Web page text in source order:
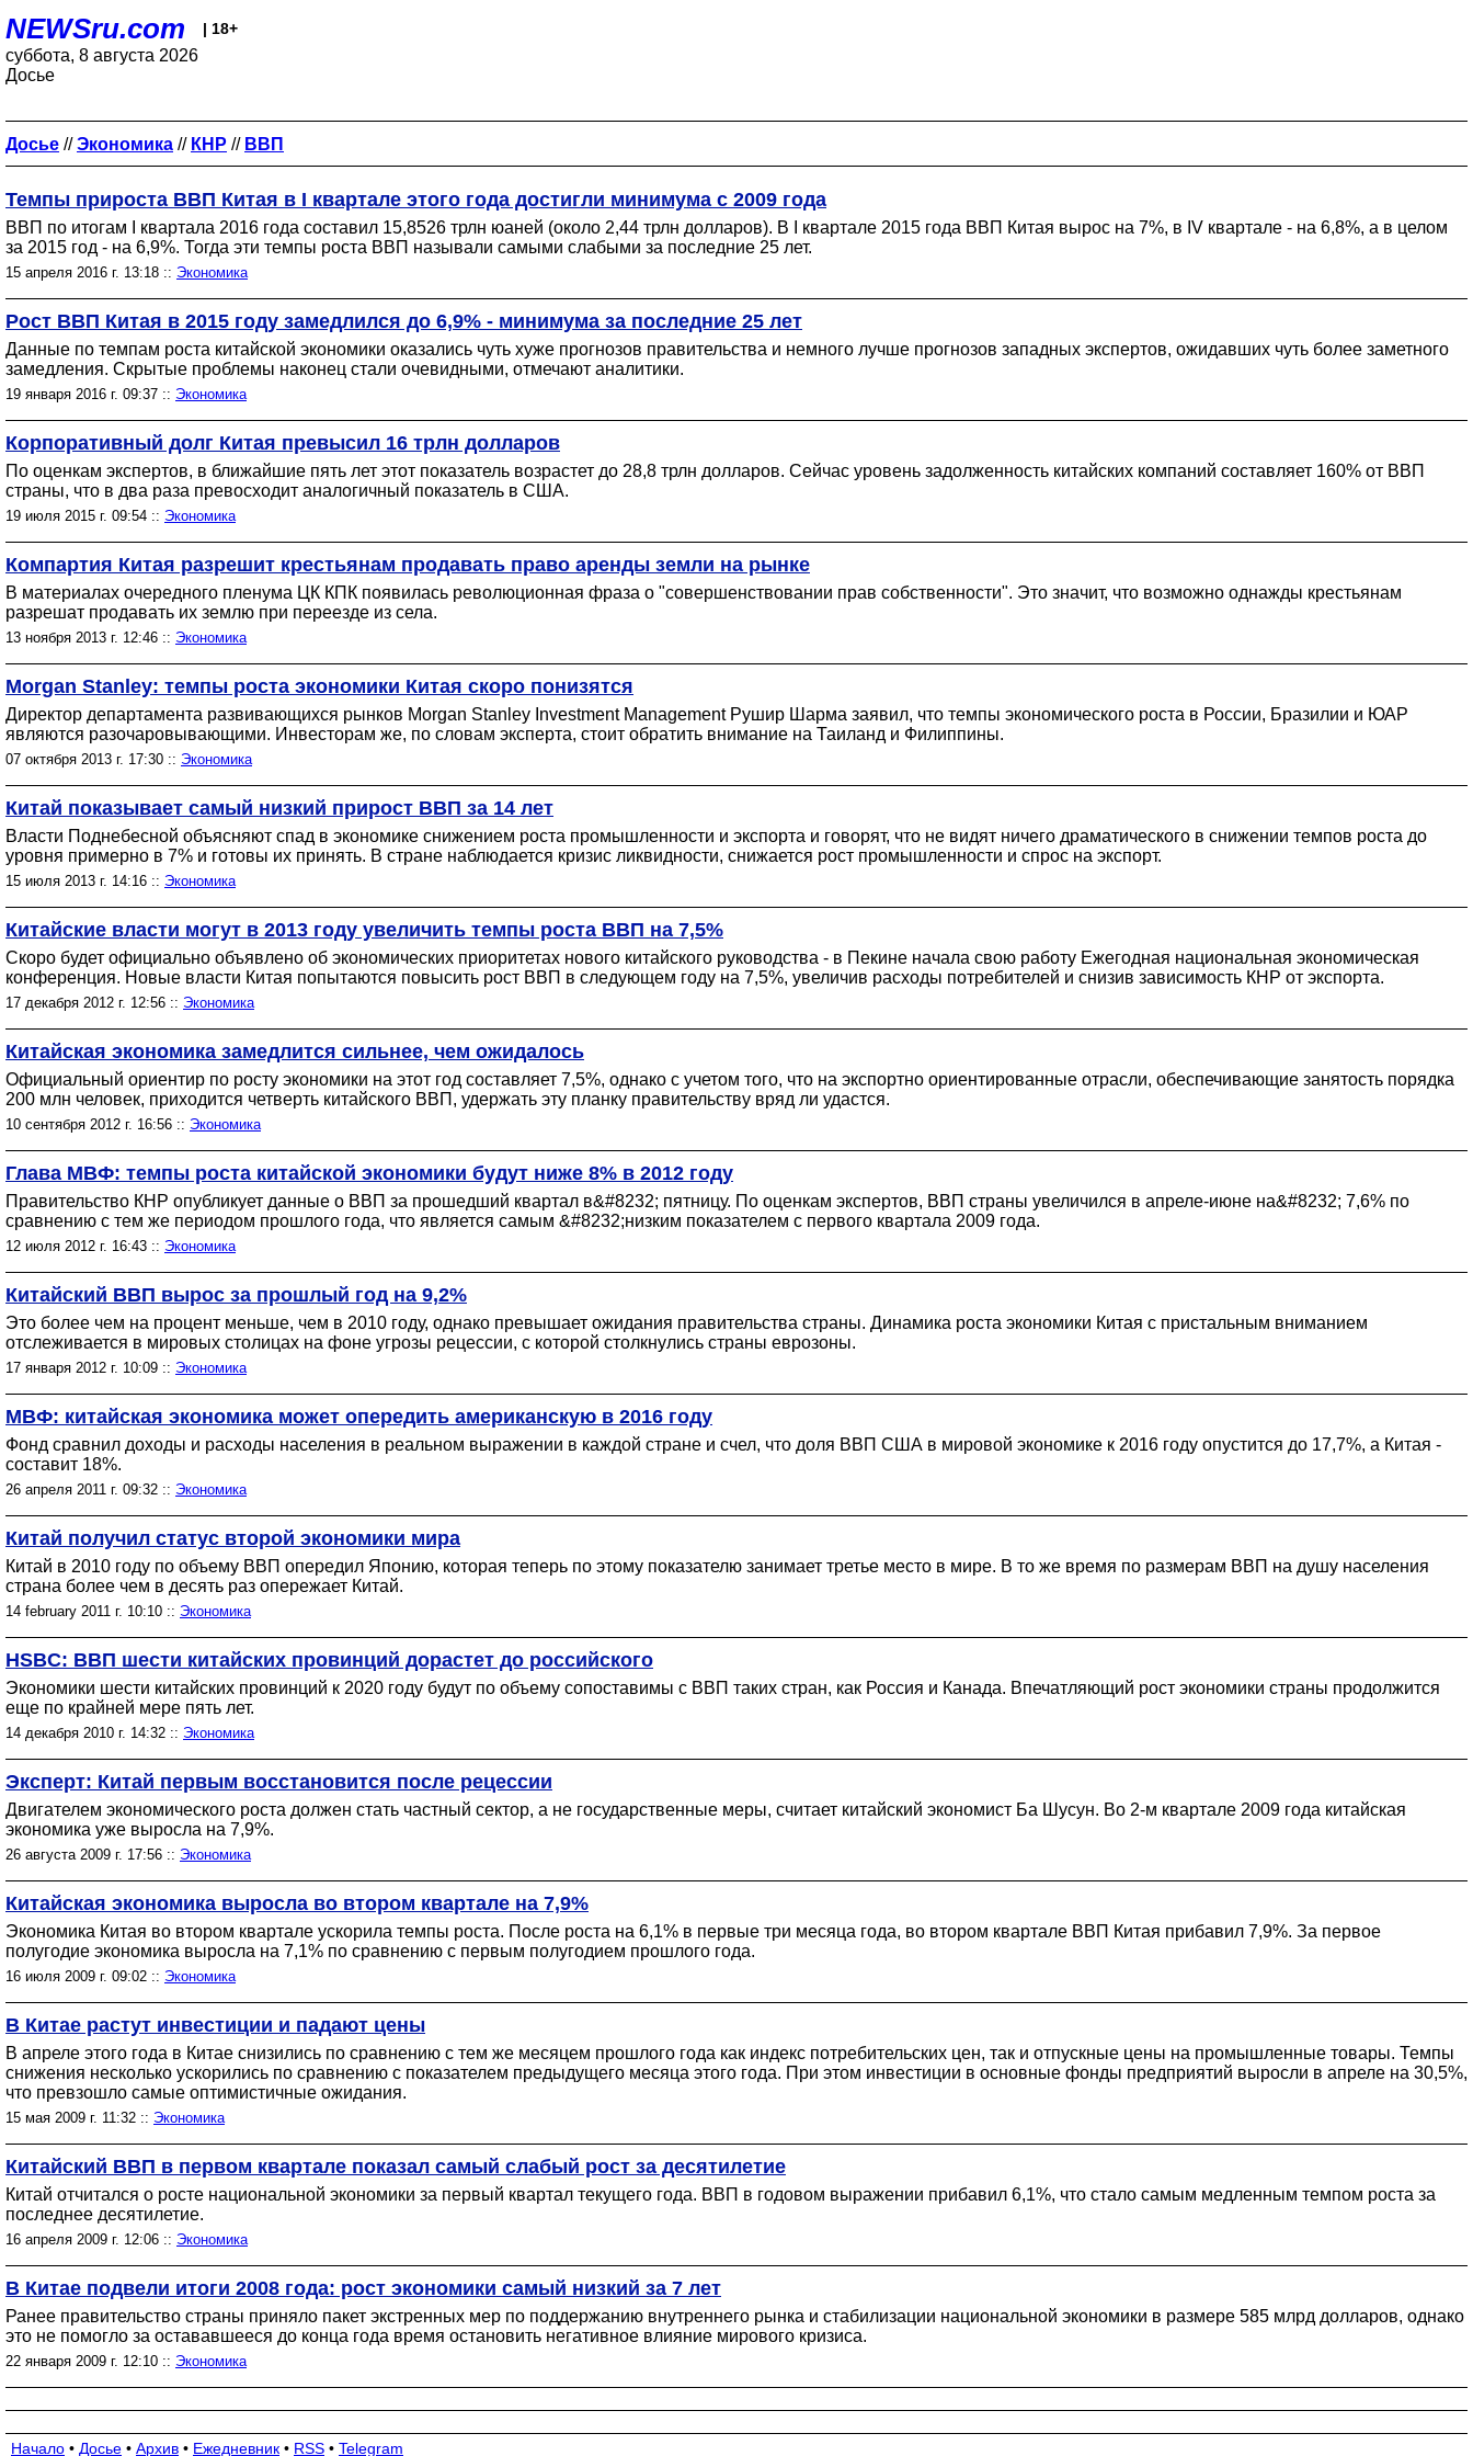
NEWSru.com | 18+
суббота, 8 августа 2026
Досье
Досье //Экономика // КНР // ВВП
Темпы прироста ВВП Китая в I квартале этого года достигли минимума с 2009 года
ВВП по итогам I квартала 2016 года составил 15,8526 трлн юаней (около 2,44 трлн долларов). В I квартале 2015 года ВВП Китая вырос на 7%, в IV квартале - на 6,8%, а в целом
за 2015 год - на 6,9%. Тогда эти темпы роста ВВП называли самыми слабыми за последние 25 лет.
15 апреля 2016 г. 13:18 :: Экономика
Рост ВВП Китая в 2015 году замедлился до 6,9% - минимума за последние 25 лет
Данные по темпам роста китайской экономики оказались чуть хуже прогнозов правительства и немного лучше прогнозов западных экспертов, ожидавших чуть более заметного
замедления. Скрытые проблемы наконец стали очевидными, отмечают аналитики.
19 января 2016 г. 09:37 :: Экономика
Корпоративный долг Китая превысил 16 трлн долларов
По оценкам экспертов, в ближайшие пять лет этот показатель возрастет до 28,8 трлн долларов. Сейчас уровень задолженность китайских компаний составляет 160% от ВВП
страны, что в два раза превосходит аналогичный показатель в США.
19 июля 2015 г. 09:54 :: Экономика
Компартия Китая разрешит крестьянам продавать право аренды земли на рынке
В материалах очередного пленума ЦК КПК появилась революционная фраза о "совершенствовании прав собственности". Это значит, что возможно однажды крестьянам
разрешат продавать их землю при переезде из села.
13 ноября 2013 г. 12:46 :: Экономика
Morgan Stanley: темпы роста экономики Китая скоро понизятся
Директор департамента развивающихся рынков Morgan Stanley Investment Management Рушир Шарма заявил, что темпы экономического роста в России, Бразилии и ЮАР
являются разочаровывающими. Инвесторам же, по словам эксперта, стоит обратить внимание на Таиланд и Филиппины.
07 октября 2013 г. 17:30 :: Экономика
Китай показывает самый низкий прирост ВВП за 14 лет
Власти Поднебесной объясняют спад в экономике снижением роста промышленности и экспорта и говорят, что не видят ничего драматического в снижении темпов роста до
уровня примерно в 7% и готовы их принять. В стране наблюдается кризис ликвидности, снижается рост промышленности и спрос на экспорт.
15 июля 2013 г. 14:16 :: Экономика
Китайские власти могут в 2013 году увеличить темпы роста ВВП на 7,5%
Скоро будет официально объявлено об экономических приоритетах нового китайского руководства - в Пекине начала свою работу Ежегодная национальная экономическая
конференция. Новые власти Китая попытаются повысить рост ВВП в следующем году на 7,5%, увеличив расходы потребителей и снизив зависимость КНР от экспорта.
17 декабря 2012 г. 12:56 :: Экономика
Китайская экономика замедлится сильнее, чем ожидалось
Официальный ориентир по росту экономики на этот год составляет 7,5%, однако с учетом того, что на экспортно ориентированные отрасли, обеспечивающие занятость порядка
200 млн человек, приходится четверть китайского ВВП, удержать эту планку правительству вряд ли удастся.
10 сентября 2012 г. 16:56 :: Экономика
Глава МВФ: темпы роста китайской экономики будут ниже 8% в 2012 году
Правительство КНР опубликует данные о ВВП за прошедший квартал в&#8232; пятницу. По оценкам экспертов, ВВП страны увеличился в апреле-июне на&#8232; 7,6% по
сравнению с тем же периодом прошлого года, что является самым &#8232;низким показателем с первого квартала 2009 года.
12 июля 2012 г. 16:43 :: Экономика
Китайский ВВП вырос за прошлый год на 9,2%
Это более чем на процент меньше, чем в 2010 году, однако превышает ожидания правительства страны. Динамика роста экономики Китая с пристальным вниманием
отслеживается в мировых столицах на фоне угрозы рецессии, с которой столкнулись страны еврозоны.
17 января 2012 г. 10:09 :: Экономика
МВФ: китайская экономика может опередить американскую в 2016 году
Фонд сравнил доходы и расходы населения в реальном выражении в каждой стране и счел, что доля ВВП США в мировой экономике к 2016 году опустится до 17,7%, а Китая -
составит 18%.
26 апреля 2011 г. 09:32 :: Экономика
Китай получил статус второй экономики мира
Китай в 2010 году по объему ВВП опередил Японию, которая теперь по этому показателю занимает третье место в мире. В то же время по размерам ВВП на душу населения
страна более чем в десять раз опережает Китай.
14 february 2011 г. 10:10 :: Экономика
HSBC: ВВП шести китайских провинций дорастет до российского
Экономики шести китайских провинций к 2020 году будут по объему сопоставимы с ВВП таких стран, как Россия и Канада. Впечатляющий рост экономики страны продолжится
еще по крайней мере пять лет.
14 декабря 2010 г. 14:32 :: Экономика
Эксперт: Китай первым восстановится после рецессии
Двигателем экономического роста должен стать частный сектор, а не государственные меры, считает китайский экономист Ба Шусун. Во 2-м квартале 2009 года китайская
экономика уже выросла на 7,9%.
26 августа 2009 г. 17:56 :: Экономика
Китайская экономика выросла во втором квартале на 7,9%
Экономика Китая во втором квартале ускорила темпы роста. После роста на 6,1% в первые три месяца года, во втором квартале ВВП Китая прибавил 7,9%. За первое
полугодие экономика выросла на 7,1% по сравнению с первым полугодием прошлого года.
16 июля 2009 г. 09:02 :: Экономика
В Китае растут инвестиции и падают цены
В апреле этого года в Китае снизились по сравнению с тем же месяцем прошлого года как индекс потребительских цен, так и отпускные цены на промышленные товары. Темпы
снижения несколько ускорились по сравнению с показателем предыдущего месяца этого года. При этом инвестиции в основные фонды предприятий выросли в апреле на 30,5%,
что превзошло самые оптимистичные ожидания.
15 мая 2009 г. 11:32 :: Экономика
Китайский ВВП в первом квартале показал самый слабый рост за десятилетие
Китай отчитался о росте национальной экономики за первый квартал текущего года. ВВП в годовом выражении прибавил 6,1%, что стало самым медленным темпом роста за
последнее десятилетие.
16 апреля 2009 г. 12:06 :: Экономика
В Китае подвели итоги 2008 года: рост экономики самый низкий за 7 лет
Ранее правительство страны приняло пакет экстренных мер по поддержанию внутреннего рынка и стабилизации национальной экономики в размере 585 млрд долларов, однако
это не помогло за остававшееся до конца года время остановить негативное влияние мирового кризиса.
22 января 2009 г. 12:10 :: Экономика
Начало • Досье • Архив • Ежедневник • RSS • Telegram